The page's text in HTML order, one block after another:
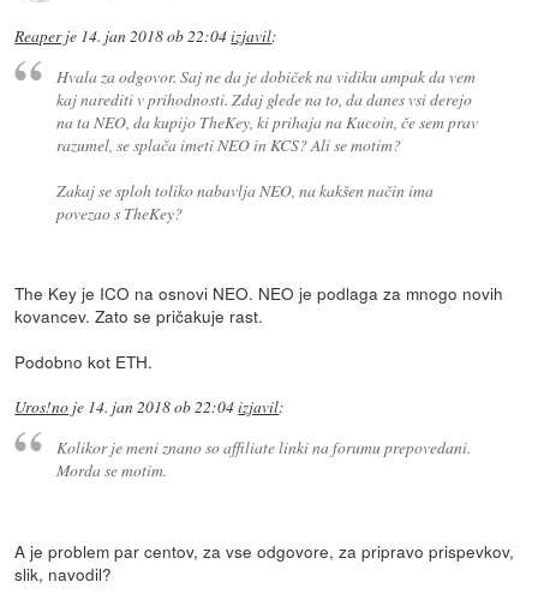
Reaperje 14. jan 2018 ob 22:04izjavil:
Hvala za odgovor. Saj ne da je dobiček na vidiku ampak da vem
kaj narediti v prihodnosti. Zdaj glede na to, da danes vsi derejo
na ta NEO, da kupijo TheKey, ki prihaja na Kucoin, če sem prav
razumel, se splača imeti NEO in KCS? Ali se motim?
Zakaj se sploh toliko nabavlja NEO, na kakšen način ima
povezao s TheKey?
The Key je ICO na osnovi NEO. NEO je podlaga za mnogo novih
kovancev. Zato se pričakuje rast.
Podobno kot ETH.
Uros!no je 14. jan 2018 ob 22:04izjavil:
Kolikor je meni znano so affiliate linki na forumu prepovedani.
Morda se motim.
A je problem par centov, za vse odgovore, za pripravo prispevkov,
slik, navodil?